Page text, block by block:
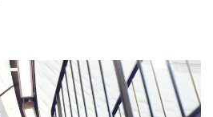
frantses topaketa: